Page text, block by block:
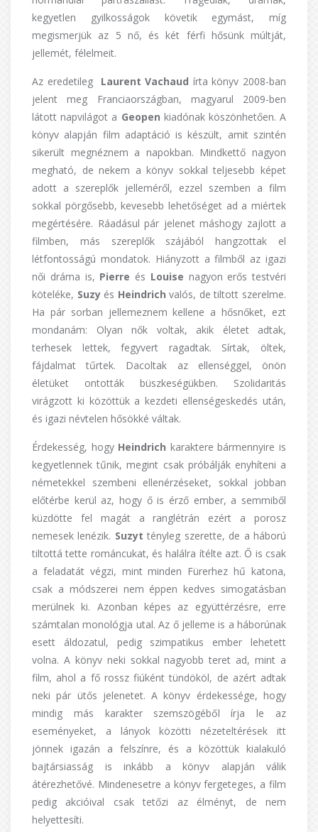
kegyetlen gyilkosságok követik egymást, míg
megismerjük az 5 nő, és két férfi hősünk múltját,
jellemét, félelmeit.
Az eredetileg Laurent Vachaud írta könyv 2008-ban
jelent meg Franciaországban, magyarul 2009-ben
látott napvilágot a Geopen kiadónak köszönhetően. A
könyv alapján film adaptáció is készült, amit szintén
sikerült megnéznem a napokban. Mindkettő nagyon
megható, de nekem a könyv sokkal teljesebb képet
adott a szereplők jelleméről, ezzel szemben a film
sokkal pörgősebb, kevesebb lehetőséget ad a miértek
megértésére. Ráadásul pár jelenet máshogy zajlott a
filmben, más szereplők szájából hangzottak el
létfontosságú mondatok. Hiányzott a filmből az igazi
női dráma is, Pierre és Louise nagyon erős testvéri
köteléke, Suzyés Heindrich valós, de tiltott szerelme.
Ha pár sorban jellemeznem kellene a hősnőket, ezt
mondanám: Olyan nők voltak, akik életet adtak,
terhesek lettek, fegyvert ragadtak. Sírtak, öltek,
fájdalmat tűrtek. Dacoltak az ellenséggel, önön
életüket ontották büszkeségükben. Szolidaritás
virágzott ki közöttük a kezdeti ellenségeskedés után,
és igazi névtelen hősökké váltak.
Érdekesség, hogy Heindrich karaktere bármennyire is
kegyetlennek tűnik, megint csak próbálják enyhíteni a
németekkel szembeni ellenérzéseket, sokkal jobban
előtérbe kerül az, hogy ő is érző ember, a semmiből
küzdötte fel magát a ranglétrán ezért a porosz
nemesek lenézik. Suzyt tényleg szerette, de a háború
tiltottá tette románcukat, és halálra ítélte azt. Ő is csak
a feladatát végzi, mint minden Fürerhez hű katona,
csak a módszerei nem éppen kedves simogatásban
merülnek ki. Azonban képes az együttérzésre, erre
számtalan monológja utal. Az ő jelleme is a háborúnak
esett áldozatul, pedig szimpatikus ember lehetett
volna. A könyv neki sokkal nagyobb teret ad, mint a
film, ahol a fő rossz fiúként tündököl, de azért adtak
neki pár ütős jelenetet. A könyv érdekessége, hogy
mindig más karakter szemszögéből írja le az
eseményeket, a lányok közötti nézeteltérések itt
jönnek igazán a felszínre, és a közöttük kialakuló
bajtársiasság is inkább a könyv alapján válik
átérezhetővé. Mindenesetre a könyv fergeteges, a film
pedig akcióival csak tetőzi az élményt, de nem
helyettesíti.